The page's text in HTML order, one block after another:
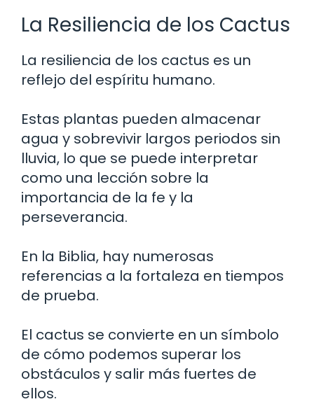
La Resiliencia de los Cactus
La resiliencia de los cactus es un
reflejo del espíritu humano.
Estas plantas pueden almacenar
agua y sobrevivir largos periodos sin
lluvia, lo que se puede interpretar
como una lección sobre la
importancia de la fe y la
perseverancia.
En la Biblia, hay numerosas
referencias a la fortaleza en tiempos
de prueba.
El cactus se convierte en un símbolo
de cómo podemos superar los
obstáculos y salir más fuertes de
ellos.